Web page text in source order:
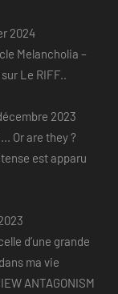
2024
Melancholia –
Le RIFF..
2023
Or are they ?
est apparu
d’une grande
ma vie
ANTAGONISM